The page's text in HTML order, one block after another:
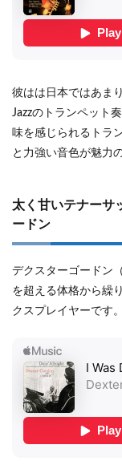
彼はは日本ではあま
Jazzのトランペット
味を感じられるトラ
と力強い音色が魅力
太く甘いテナーサ
ードン
デクスターゴードン
を超える体格から繰
クスプレイヤーです。